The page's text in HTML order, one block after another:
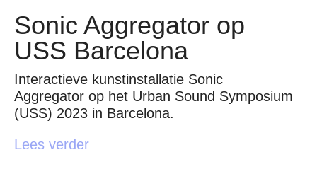
Sonic Aggregator op
USS Barcelona
Interactieve kunstinstallatie Sonic
Aggregator op het Urban Sound Symposium
(USS) 2023 in Barcelona.
Lees verder